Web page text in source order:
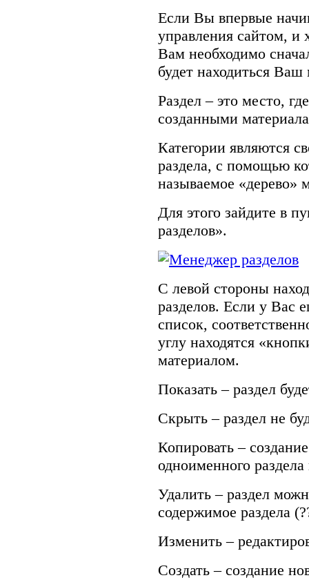
Если Вы впервые
управления сайтом, и
Вам необходимо
будет находиться Ваш
Раздел – это место,
созданными
Категории являются
раздела, с помощью
называемое «дерево»
Для этого зайдите в
разделов».
С левой стороны
разделов. Если у Вас
список,
углу находятся
материалом.
Показать – раздел
Скрыть – раздел не
Копировать –
одноименного
Удалить – раздел
содержимое раздела
Изменить –
Создать – создание